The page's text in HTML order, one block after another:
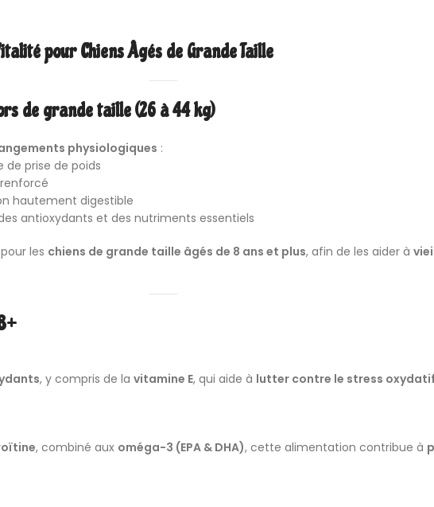
pour Chiens Âgés de Grande Taille
de grande taille (26 à 44 kg)
physiologiques :
de prise de poids
hautement digestible
antioxydants et des nutriments essentiels
les chiens de grande taille âgés de 8 ans et plus, afin de les aider à
, y compris de la vitamine E, qui aide à lutter contre le stress oxydatif
, combiné aux oméga-3 (EPA & DHA), cette alimentation contribue à